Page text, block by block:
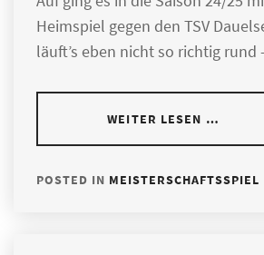
Heimspiel gegen den TSV
läuft’s eben nicht so richtig rund
WEITER LESEN …
POSTED IN MEISTERSCHAFTSSPIEL